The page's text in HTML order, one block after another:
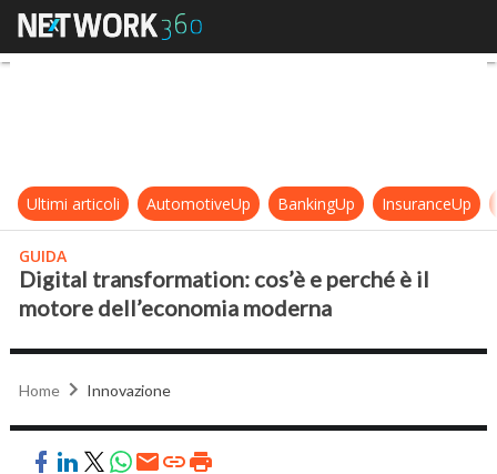
Digital transformation: cos’è e
Ultimi articoli AutomotiveUp BankingUp InsuranceUp
GUIDA
Digital transformation: cos’è e perché è il
motore dell’economia moderna
Home Innovazione